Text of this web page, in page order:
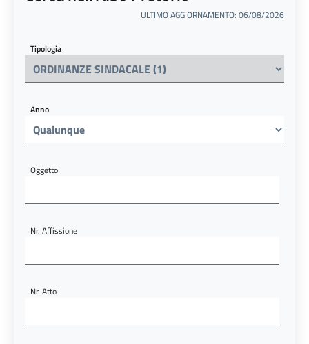
ULTIMO AGGIORNAMENTO: 06/08/2026
Tipologia
Anno
Oggetto
Nr. Affissione
Nr. Atto